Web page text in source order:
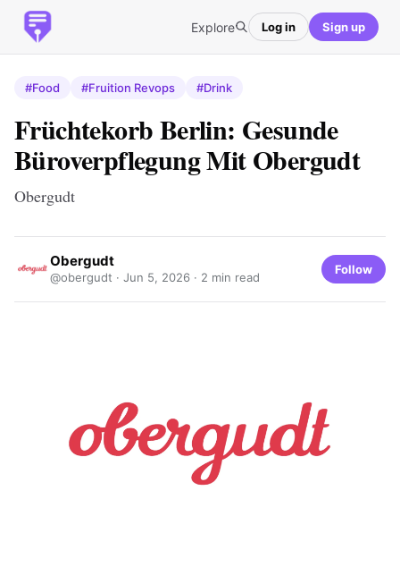
Explore Log in Sign up
#Food #Fruition Revops #Drink
Früchtekorb Berlin: Gesunde
Büroverpflegung Mit Obergudt
Obergudt
Obergudt
@obergudt · Jun 5, 2026 · 2 min read
Follow